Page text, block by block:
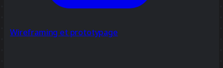
Wireframing et prototypage